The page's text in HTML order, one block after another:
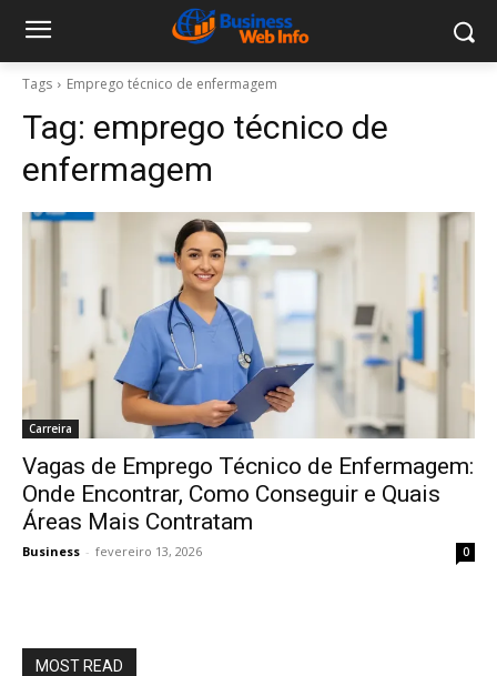
Tags Emprego técnico de enfermagem
Tag: emprego técnico de
enfermagem
Carreira
Vagas de Emprego Técnico de Enfermagem:
Onde Encontrar, Como Conseguir e Quais
Áreas Mais Contratam
Business - fevereiro 13, 2026 0
MOST READ